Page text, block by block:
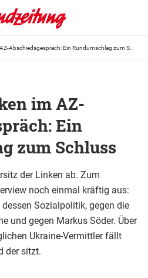
im AZ-
Ein
zum Schluss
der Linken ab. Zum
noch einmal kräftig aus:
Sozialpolitik, gegen die
und gegen Markus Söder. Über
Ukraine-Vermittler fällt
der sitzt.